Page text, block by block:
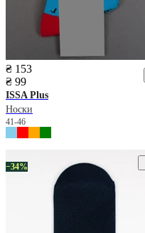
₴ 153
₴ 99
ISSA Plus
Носки
41-46
−34%